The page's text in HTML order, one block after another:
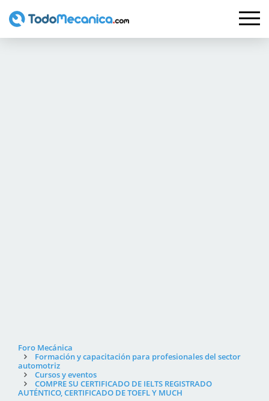
Foro Mecánica
Formación y capacitación para profesionales del sector
automotriz
Cursos y eventos
COMPRE SU CERTIFICADO DE IELTS REGISTRADO
AUTÉNTICO, CERTIFICADO DE TOEFL Y MUCH